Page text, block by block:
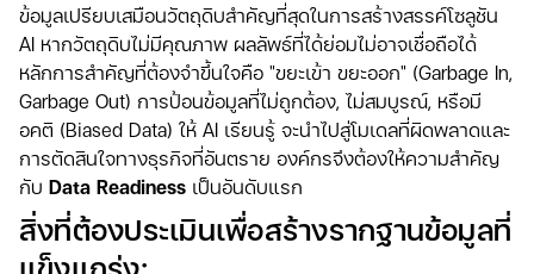
ข้อมูลเปรียบเสมือนวัตถุดิบสำคัญที่สุดในการสร้างสรรค์โซลูชัน
AI หากวัตถุดิบไม่มีคุณภาพ ผลลัพธ์ที่ได้ย่อมไม่อาจเชื่อถือได้
หลักการสำคัญที่ต้องจำขึ้นใจคือ "ขยะเข้า ขยะออก" (Garbage In,
Garbage Out) การป้อนข้อมูลที่ไม่ถูกต้อง, ไม่สมบูรณ์, หรือมี
อคติ (Biased Data) ให้ AI เรียนรู้ จะนำไปสู่โมเดลที่ผิดพลาดและ
การตัดสินใจทางธุรกิจที่อันตราย องค์กรจึงต้องให้ความสำคัญ
กับ Data Readiness เป็นอันดับแรก
สิ่งที่ต้องประเมินเพื่อสร้างรากฐานข้อมูลที่